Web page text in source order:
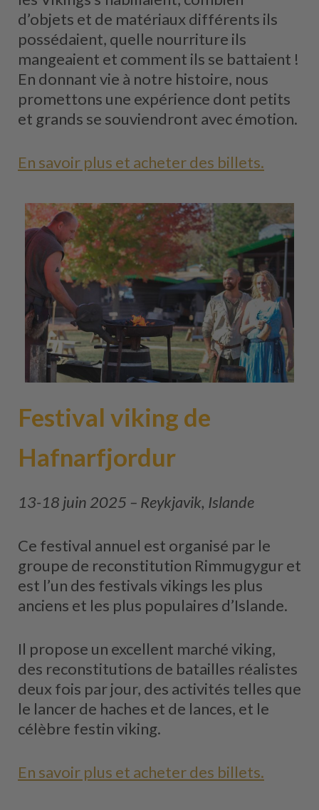
d’objets et de matériaux différents ils
possédaient, quelle nourriture ils
mangeaient et comment ils se battaient !
En donnant vie à notre histoire, nous
promettons une expérience dont petits
et grands se souviendront avec émotion.
En savoir plus et acheter des billets.
Festival viking de
Hafnarfjordur
13-18 juin 2025 – Reykjavik, Islande
Ce festival annuel est organisé par le
groupe de reconstitution Rimmugygur et
est l’un des festivals vikings les plus
anciens et les plus populaires d’Islande.
Il propose un excellent marché viking,
des reconstitutions de batailles réalistes
deux fois par jour, des activités telles que
le lancer de haches et de lances, et le
célèbre festin viking.
En savoir plus et acheter des billets.